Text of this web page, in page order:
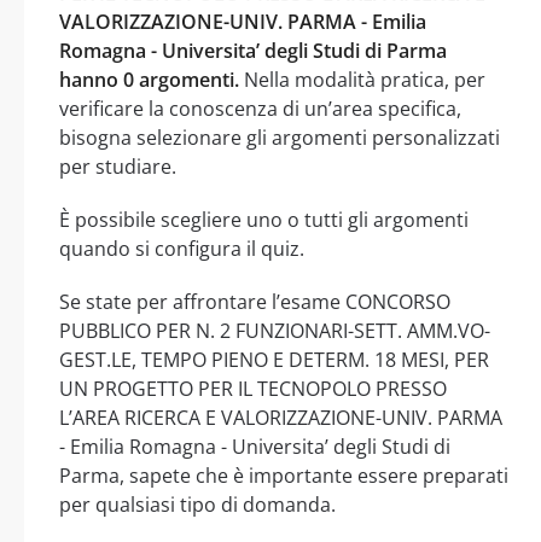
VALORIZZAZIONE-UNIV. PARMA - Emilia
Romagna - Universita’ degli Studi di Parma
hanno 0 argomenti. Nella modalità pratica, per
verificare la conoscenza di un’area specifica,
bisogna selezionare gli argomenti personalizzati
per studiare.
È possibile scegliere uno o tutti gli argomenti
quando si configura il quiz.
Se state per affrontare l’esame CONCORSO
PUBBLICO PER N. 2 FUNZIONARI-SETT. AMM.VO-
GEST.LE, TEMPO PIENO E DETERM. 18 MESI, PER
UN PROGETTO PER IL TECNOPOLO PRESSO
L’AREA RICERCA E VALORIZZAZIONE-UNIV. PARMA
- Emilia Romagna - Universita’ degli Studi di
Parma, sapete che è importante essere preparati
per qualsiasi tipo di domanda.